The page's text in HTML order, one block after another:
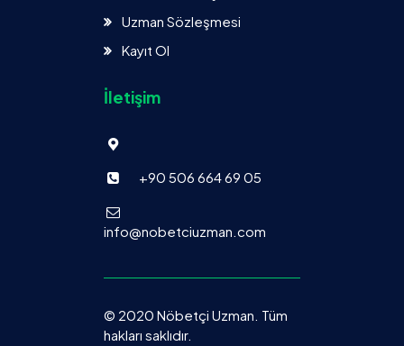
Uzman Sözleşmesi
Kayıt Ol
İletişim
+90 506 664 69 05
info@nobetciuzman.com
© 2020 Nöbetçi Uzman. Tüm
hakları saklıdır.